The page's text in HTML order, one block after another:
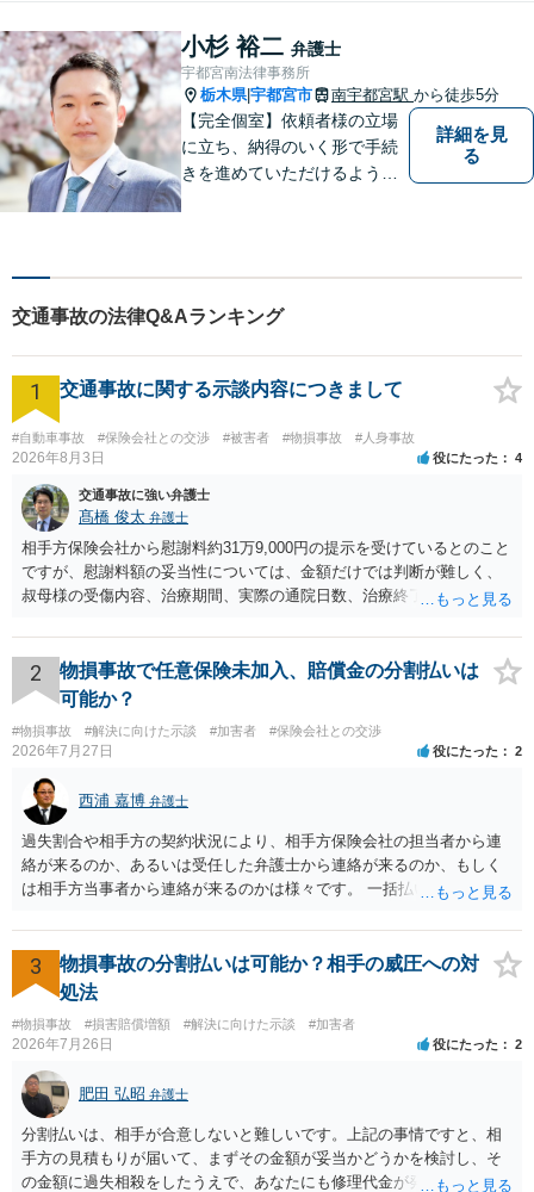
ております。お気軽にお問合
せ下さい。
小杉 裕二 弁護士
宇都宮南法律事務所
栃木県|宇都宮市 南宇都宮駅 から徒歩5分
【完全個室】依頼者様の立場
に立ち、納得のいく形で手続
きを進めていただけるよう、
識し、常に誠実で真摯な対応
を心掛けています。【南宇都
宮駅5分】
詳細を見
る
交通事故の法律Q&Aランキング
1 交通事故に関する示談内容につきまして
#自動車事故 #保険会社との交渉 #被害者 #物損事故 #人身事故
2026年8月3日 役にたった 4
交通事故に強い弁護士
髙橋 俊太 弁護士
相手方保険会社から慰謝料約31万9,000円の提示を受けているとのこと
ですが、慰謝料額の妥当性については、金額だけでは判断が難しく、
叔母様の受傷内容、治療期間、実際の通院日数、治療終了の経緯、後
確認する必要があります。保険会社から提示される慰謝料額について
は、弁護士が介入することにより増額を検討できる場合がありますの
で、以下の資料・情報を準備した上で、弁護士に個別に相談すること
をお勧めいたします。 ・相手方保険会社から届いている示談金額の提
示書類 ・叔母様の診断名、けがの内容 ・治療開始日及び治療終了日
・入院の有無、通院回数 ・現在も症状が残っているか ・叔母様ご本人
やご家族等が加入している保険に、今回の事故で利用できる弁護士費
用特約が付帯しているか なお、被害者は叔母様ご本人となりますの
で、弁護士が受任する場合には、叔母様ご本人の依頼意思等を確認す
る必要があります。日本語での十分な意思疎通が難しいとのことです
ので、そのあたりのご事情も踏まえて、依頼意思の確認方法等を検討
2
物損事故で任意保険未加入、賠償金の分割払いは
可能か？
#物損事故 #解決に向けた示談 #加害者 #保険会社との交渉
2026年7月27日 役にたった 2
西浦 嘉博 弁護士
過失割合や相手方の契約状況により、相手方保険会社の担当者から連
絡が来るのか、あるいは受任した弁護士から連絡が来るのか、もしく
は相手方当事者から連絡が来るのかは様々です。 一括払いや分割払い
金の支払いにつき、分割払いに合意すれば、和解は可能です。 他方で
合意しなければ和解できないことになります。 今後の見通しを知る為
に、交渉の方向性につき、最寄りの法律事務所で相談だけでもされる
ことも検討ください。
3
物損事故の分割払いは可能か？相手の威圧への対
処法
#物損事故 #損害賠償増額 #解決に向けた示談 #加害者
2026年7月26日 役にたった 2
肥田 弘昭 弁護士
分割払いは、相手が合意しないと難しいです。上記の事情ですと、相
手方の見積もりが届いて、まずその金額が妥当かどうかを検討し、そ
の金額に過失相殺をしたうえで、あなたにも修理代金が発生している